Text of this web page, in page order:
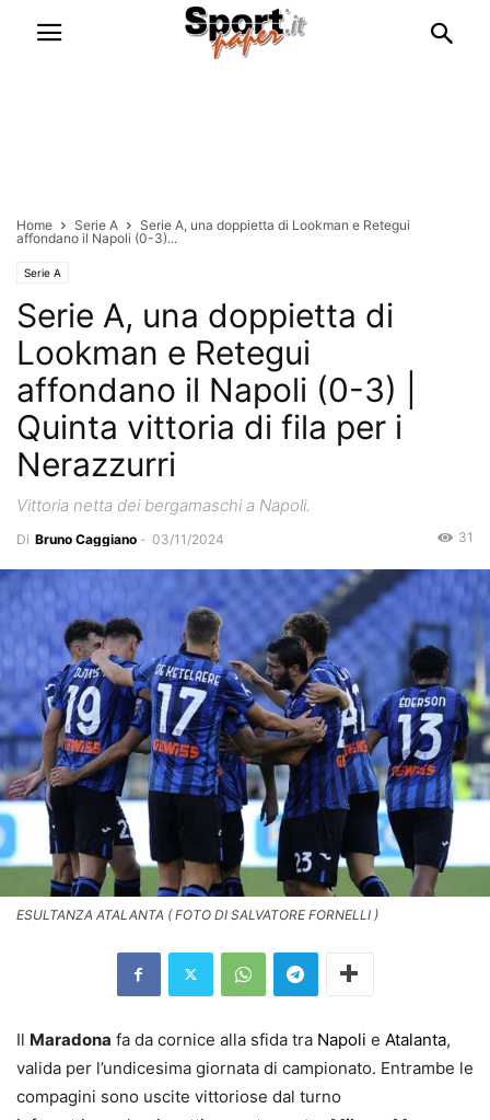
Home Serie A
Serie A, una doppietta di Lookman e Retegui
affondano il Napoli (0-3)...
Serie A
Serie A, una doppietta di
Lookman e Retegui
affondano il Napoli (0-3) |
Quinta vittoria di fila per i
Nerazzurri
Vittoria netta dei bergamaschi a Napoli.
Di Bruno Caggiano - 03/11/2024 31
ESULTANZA ATALANTA ( FOTO DI SALVATORE FORNELLI )
Il Maradona fa da cornice alla sfida tra Napoli e Atalanta,
valida per l’undicesima giornata di campionato. Entrambe le
compagini sono uscite vittoriose dal turno